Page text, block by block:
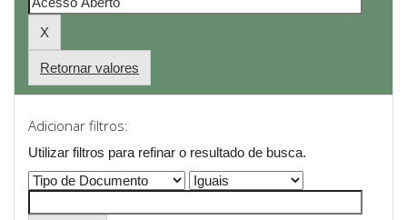
Retornar valores
Adicionar filtros:
Utilizar filtros para refinar o resultado de busca.